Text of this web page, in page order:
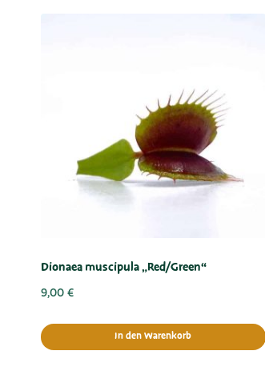
Dionaea muscipula „Red/Green“
9,00 €
In den Warenkorb